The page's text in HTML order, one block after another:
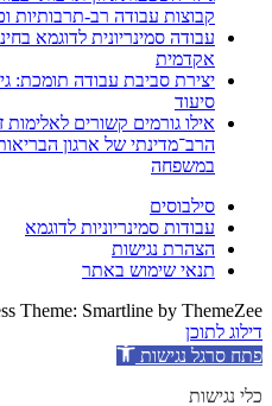
קבוצות עבודה רב-תרבותיות
עבודה סמינריונית לדוגמא
אקדמית
יצירת סביבת עבודה תומכת:
סיעוד
אילו גורמים קשורים
הרב־מדינתי של ארגון
במשפחה
סילבוסים
עבודות סמינריוניות לדוגמא
הצהרת נגישות
תנאי שימוש באתר
Theme: Smartline by ThemeZee.
דילוג לתוכן
פתח סרגל נגישות
כלי נגישות